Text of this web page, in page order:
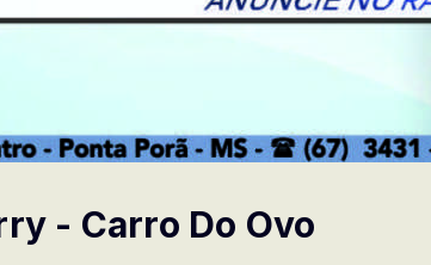
- Carro Do Ovo